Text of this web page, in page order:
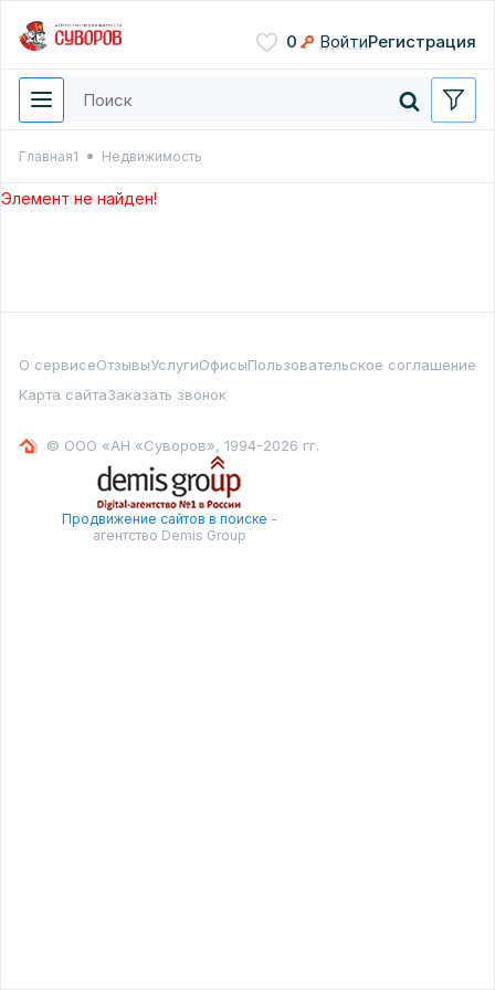
0 ВойтиРегистрация
Главная1 Недвижимость
Элемент не найден!
О сервисеОтзывыУслугиОфисыПользовательское соглашение
Карта сайтаЗаказать звонок
© ООО «АН «Суворов», 1994-2026 гг.
Продвижение сайтов в поиске -
агентство Demis Group
Введите цифры с картинки
Нажимая кнопку, вы даете
согласие на обработку
персональных данных